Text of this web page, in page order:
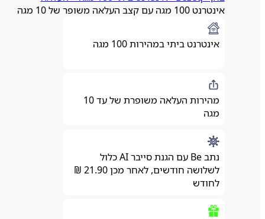
אינטרנט 100 מגה עם קצב העלאה משופר של 10 מגה
אינטרנט ביתי במהירות 100 מגה
מהירות העלאה משופרת של עד 10
נתב Be עם הגנת סייבר AI כלול
לשלושה חודשים, לאחר מכן 21.90 ₪
לחודש